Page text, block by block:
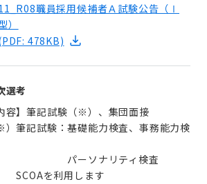
職員採用候補者Ａ試験公告（Ⅰ
）
478KB)
選考
容】筆記試験（※）、集団面接
※）筆記試験：基礎能力検査、事務能力検
ーソナリティ検査
を利用します